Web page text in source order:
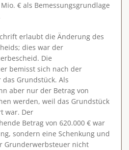
€ als Bemessungsgrundlage
erlaubt die Änderung des
dies war der
Die
bemisst sich nach der
Grundstück. Als
aber nur der Betrag von
werden, weil das Grundstück
war. Der
Betrag von 620.000 € war
sondern eine Schenkung und
Grunderwerbsteuer nicht